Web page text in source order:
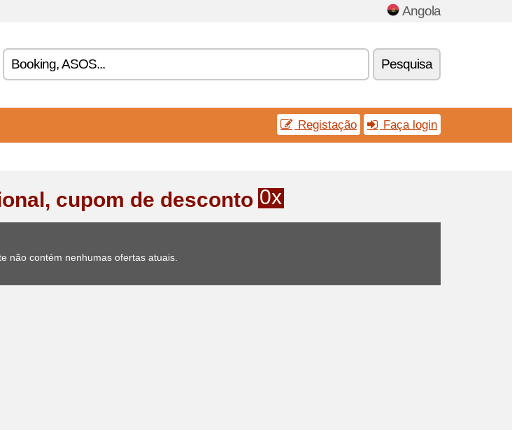
Angola
Pesquisa
Registação Faça login
cupom de desconto 0x
não contém nenhumas ofertas atuais.